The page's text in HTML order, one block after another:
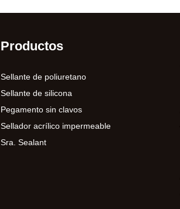
Productos
Sellante de poliuretano
Sellante de silicona
Pegamento sin clavos
Sellador acrílico impermeable
Sra. Sealant